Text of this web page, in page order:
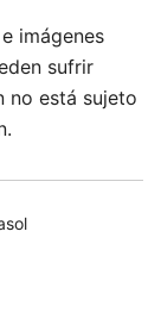
imágenes
sufrir
no está sujeto